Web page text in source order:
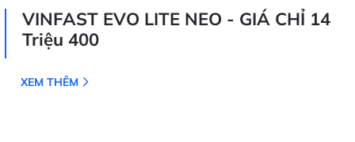
VINFAST EVO LITE NEO - GIÁ CHỈ 14
Triệu 400
XEM THÊM